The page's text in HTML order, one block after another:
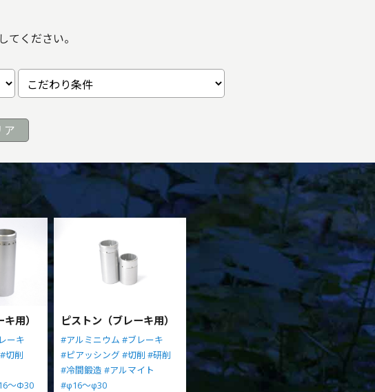
てください。
用）
ーキ
#切削
～Φ30
ピストン（ブレーキ用）
#アルミニウム #ブレーキ
#ピアッシング #切削 #研削
#冷間鍛造 #アルマイト
#φ16～φ30